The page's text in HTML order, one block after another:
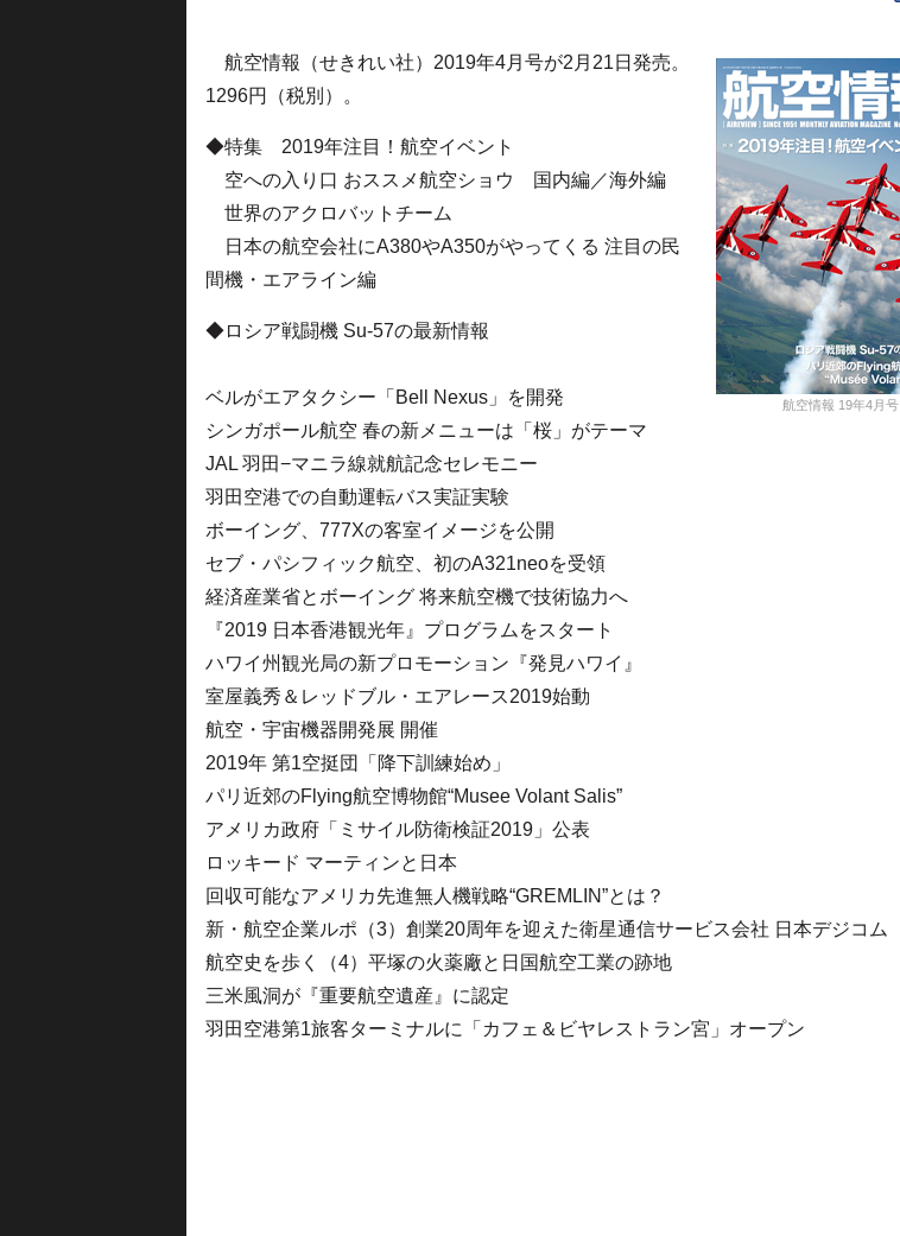
航空情報 19年4月号
航空情報（せきれい社）2019年4月号が2月21日発売。
1296円（税別）。
◆特集 2019年注目！航空イベント
空への入り口 おススメ航空ショウ 国内編／海外編
世界のアクロバットチーム
日本の航空会社にA380やA350がやってくる 注目の民
間機・エアライン編
◆ロシア戦闘機 Su-57の最新情報
ベルがエアタクシー「Bell Nexus」を開発
シンガポール航空 春の新メニューは「桜」がテーマ
JAL 羽田−マニラ線就航記念セレモニー
羽田空港での自動運転バス実証実験
ボーイング、777Xの客室イメージを公開
セブ・パシフィック航空、初のA321neoを受領
経済産業省とボーイング 将来航空機で技術協力へ
『2019 日本香港観光年』プログラムをスタート
ハワイ州観光局の新プロモーション『発見ハワイ』
室屋義秀＆レッドブル・エアレース2019始動
航空・宇宙機器開発展 開催
2019年 第1空挺団「降下訓練始め」
パリ近郊のFlying航空博物館“Musee Volant Salis”
アメリカ政府「ミサイル防衛検証2019」公表
ロッキード マーティンと日本
回収可能なアメリカ先進無人機戦略“GREMLIN”とは？
新・航空企業ルポ（3）創業20周年を迎えた衛星通信サービス会社 日本デジコム
航空史を歩く（4）平塚の火薬廠と日国航空工業の跡地
三米風洞が『重要航空遺産』に認定
羽田空港第1旅客ターミナルに「カフェ＆ビヤレストラン宮」オープン